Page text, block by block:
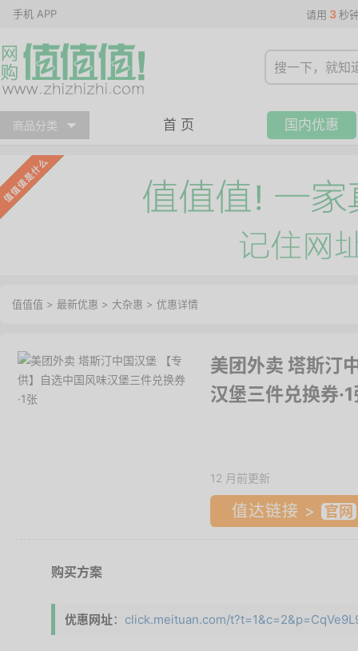
手机 APP 请用 3 秒
商品分类 首 页 国内优惠
值值值 > 最新优惠 > 大杂惠 > 优惠详情
美团外卖 塔斯汀
汉堡三件兑换券
12 月前更新
值达链接 >
购买方案
优惠网址： click.meituan.com/